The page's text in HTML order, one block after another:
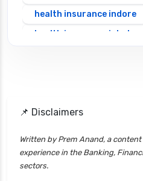
health insurance indore
health insurance jabalpur
health insurance lucknow
health insurance mumbai
📌 Disclaimers
Written by Prem Anand, a
experience in the Banking,
sectors.